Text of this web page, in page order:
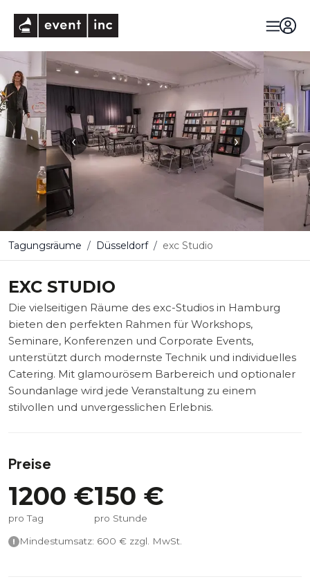
‹ ›
Tagungsräume Düsseldorf exc Studio
EXC STUDIO
Die vielseitigen Räume des exc-Studios in Hamburg
bieten den perfekten Rahmen für Workshops,
Seminare, Konferenzen und Corporate Events,
unterstützt durch modernste Technik und individuelles
Catering. Mit glamourösem Barbereich und optionaler
Soundanlage wird jede Veranstaltung zu einem
stilvollen und unvergesslichen Erlebnis.
Preise
1200 €
pro Tag
150 €
pro Stunde
Mindestumsatz: 600 € zzgl. MwSt.